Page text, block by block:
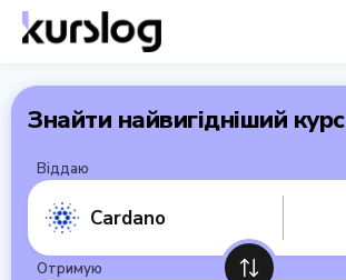
Знайти найвигідніший курс
Віддаю
Cardano
Отримую